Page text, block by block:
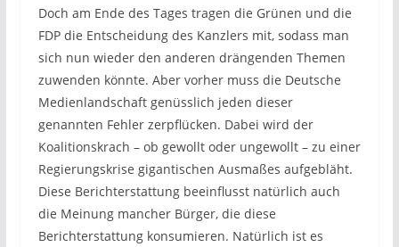
Doch am Ende des Tages tragen die Grünen und die
FDP die Entscheidung des Kanzlers mit, sodass man
sich nun wieder den anderen drängenden Themen
zuwenden könnte. Aber vorher muss die Deutsche
Medienlandschaft genüsslich jeden dieser
genannten Fehler zerpflücken. Dabei wird der
Koalitionskrach – ob gewollt oder ungewollt – zu einer
Regierungskrise gigantischen Ausmaßes aufgebläht.
Diese Berichterstattung beeinflusst natürlich auch
die Meinung mancher Bürger, die diese
Berichterstattung konsumieren. Natürlich ist es